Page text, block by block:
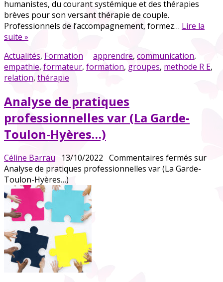
humanistes, du courant systémique et des thérapies
brèves pour son versant thérapie de couple.
Professionnels de l’accompagnement, formez… Lire la
suite »
Actualités, Formation apprendre, communication,
empathie, formateur, formation, groupes, methode R E,
relation, thérapie
Analyse de pratiques
professionnelles var (La Garde-
Toulon-Hyères…)
Céline Barrau 13/10/2022 Commentaires fermés sur
Analyse de pratiques professionnelles var (La Garde-
Toulon-Hyères…)